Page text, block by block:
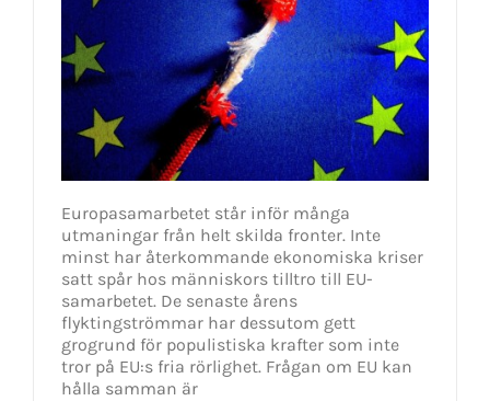
Europasamarbetet står inför många
utmaningar från helt skilda fronter. Inte
minst har återkommande ekonomiska kriser
satt spår hos människors tilltro till EU-
samarbetet. De senaste årens
flyktingströmmar har dessutom gett
grogrund för populistiska krafter som inte
tror på EU:s fria rörlighet. Frågan om EU kan
hålla samman är